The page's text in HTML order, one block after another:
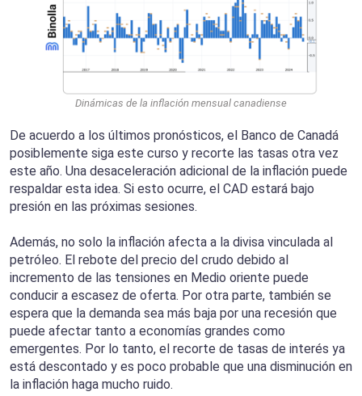
Dinámicas de la inflación mensual canadiense
De acuerdo a los últimos pronósticos, el Banco de Canadá
posiblemente siga este curso y recorte las tasas otra vez
este año. Una desaceleración adicional de la inflación puede
respaldar esta idea. Si esto ocurre, el CAD estará bajo
presión en las próximas sesiones.
Además, no solo la inflación afecta a la divisa vinculada al
petróleo. El rebote del precio del crudo debido al
incremento de las tensiones en Medio oriente puede
conducir a escasez de oferta. Por otra parte, también se
espera que la demanda sea más baja por una recesión que
puede afectar tanto a economías grandes como
emergentes. Por lo tanto, el recorte de tasas de interés ya
está descontado y es poco probable que una disminución en
la inflación haga mucho ruido.